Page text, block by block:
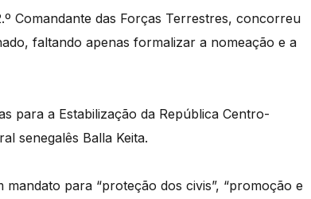
Comandante das Forças Terrestres, concorreu
faltando apenas formalizar a nomeação e a
para a Estabilização da República Centro-
senegalês Balla Keita.
para “proteção dos civis”, “promoção e